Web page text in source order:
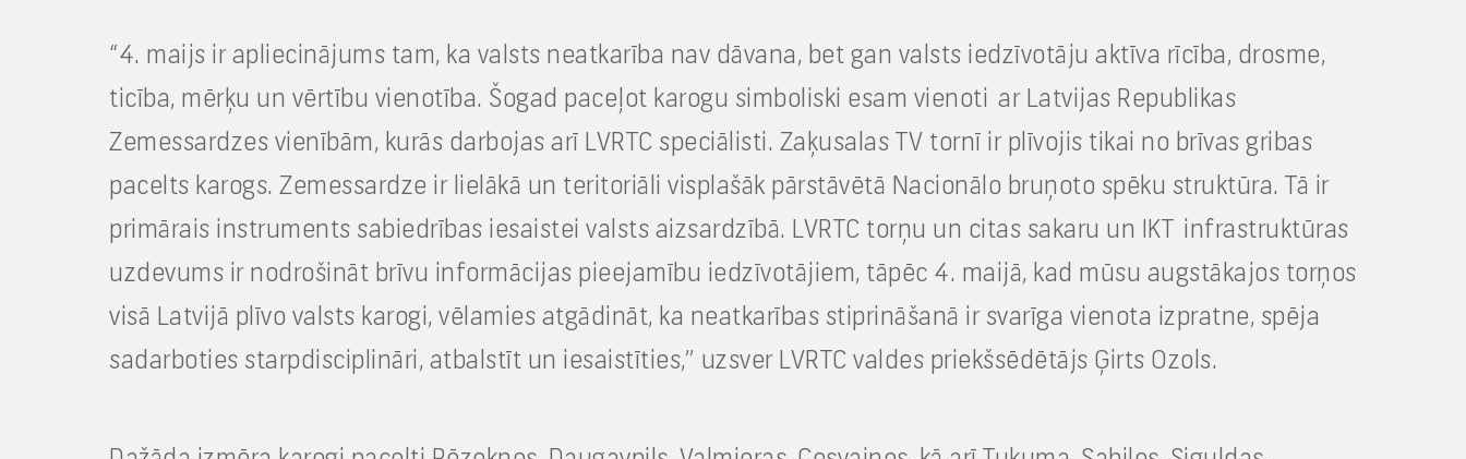
“4. maijs ir apliecinājums tam, ka valsts neatkarība nav dāvana, bet gan valsts iedzīvotāju aktīva rīcība, drosme,
ticība, mērķu un vērtību vienotība. Šogad paceļot karogu simboliski esam vienoti ar Latvijas Republikas
Zemessardzes vienībām, kurās darbojas arī LVRTC speciālisti. Zaķusalas TV tornī ir plīvojis tikai no brīvas gribas
pacelts karogs. Zemessardze ir lielākā un teritoriāli visplašāk pārstāvētā Nacionālo bruņoto spēku struktūra. Tā ir
primārais instruments sabiedrības iesaistei valsts aizsardzībā. LVRTC torņu un citas sakaru un IKT infrastruktūras
uzdevums ir nodrošināt brīvu informācijas pieejamību iedzīvotājiem, tāpēc 4. maijā, kad mūsu augstākajos torņos
visā Latvijā plīvo valsts karogi, vēlamies atgādināt, ka neatkarības stiprināšanā ir svarīga vienota izpratne, spēja
sadarboties starpdisciplināri, atbalstīt un iesaistīties,” uzsver LVRTC valdes priekšsēdētājs Ģirts Ozols.